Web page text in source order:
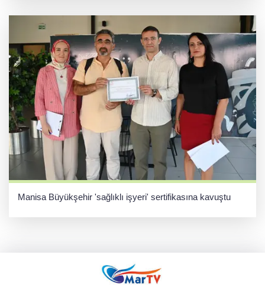
Manisa Büyükşehir 'sağlıklı işyeri' sertifikasına kavuştu